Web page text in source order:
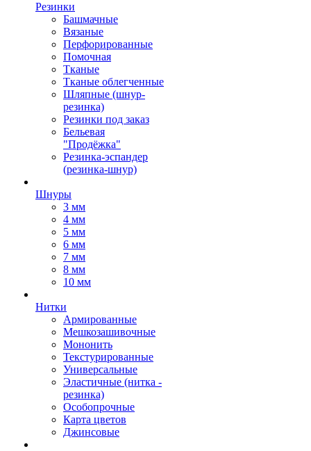
Резинки
Башмачные
Вязаные
Перфорированные
Помочная
Тканые
Тканые облегченные
Шляпные (шнур-
резинка)
Резинки под заказ
Бельевая
"Продёжка"
Резинка-эспандер
(резинка-шнур)
Шнуры
3 мм
4 мм
5 мм
6 мм
7 мм
8 мм
10 мм
Нитки
Армированные
Мешкозашивочные
Мононить
Текстурированные
Универсальные
Эластичные (нитка -
резинка)
Особопрочные
Карта цветов
Джинсовые